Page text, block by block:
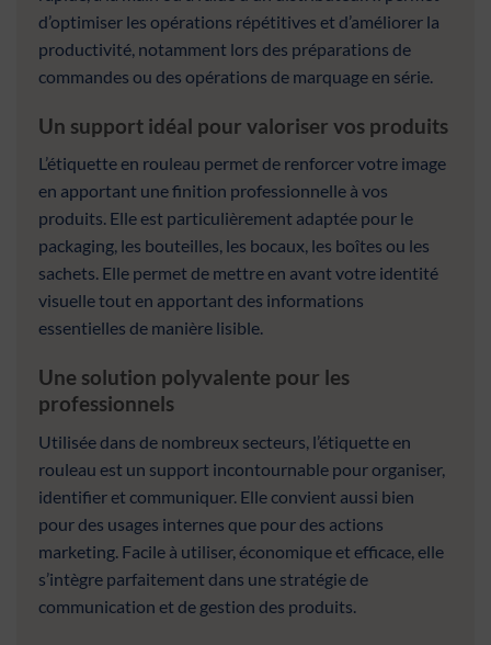
d’optimiser les opérations répétitives et d’améliorer la
productivité, notamment lors des préparations de
commandes ou des opérations de marquage en série.
Un support idéal pour valoriser vos produits
L’étiquette en rouleau permet de renforcer votre image
en apportant une finition professionnelle à vos
produits. Elle est particulièrement adaptée pour le
packaging, les bouteilles, les bocaux, les boîtes ou les
sachets. Elle permet de mettre en avant votre identité
visuelle tout en apportant des informations
essentielles de manière lisible.
Une solution polyvalente pour les
professionnels
Utilisée dans de nombreux secteurs, l’étiquette en
rouleau est un support incontournable pour organiser,
identifier et communiquer. Elle convient aussi bien
pour des usages internes que pour des actions
marketing. Facile à utiliser, économique et efficace, elle
s’intègre parfaitement dans une stratégie de
communication et de gestion des produits.